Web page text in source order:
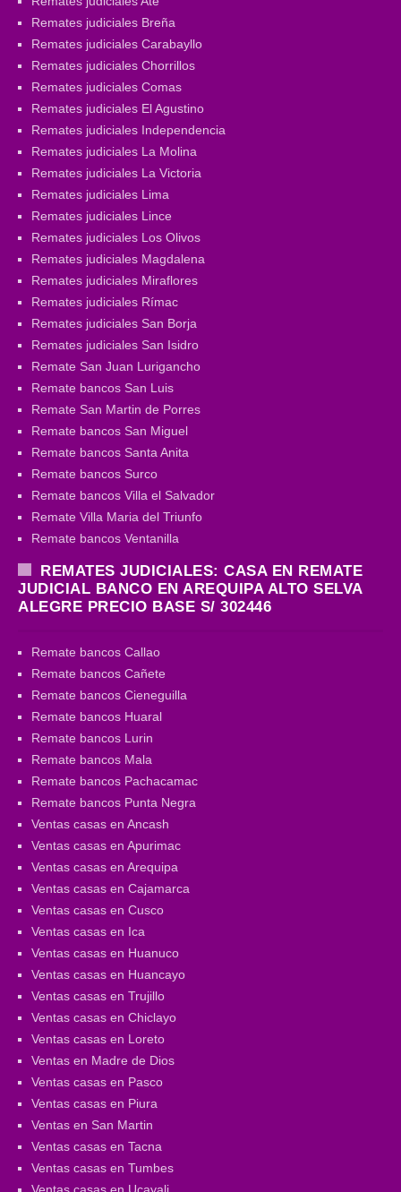
Remates judiciales Breña
Remates judiciales Carabayllo
Remates judiciales Chorrillos
Remates judiciales Comas
Remates judiciales El Agustino
Remates judiciales Independencia
Remates judiciales La Molina
Remates judiciales La Victoria
Remates judiciales Lima
Remates judiciales Lince
Remates judiciales Los Olivos
Remates judiciales Magdalena
Remates judiciales Miraflores
Remates judiciales Rímac
Remates judiciales San Borja
Remates judiciales San Isidro
Remate San Juan Lurigancho
Remate bancos San Luis
Remate San Martin de Porres
Remate bancos San Miguel
Remate bancos Santa Anita
Remate bancos Surco
Remate bancos Villa el Salvador
Remate Villa Maria del Triunfo
Remate bancos Ventanilla
REMATES JUDICIALES: CASA EN REMATE
JUDICIAL BANCO EN AREQUIPA ALTO SELVA
ALEGRE PRECIO BASE S/ 302446
Remate bancos Callao
Remate bancos Cañete
Remate bancos Cieneguilla
Remate bancos Huaral
Remate bancos Lurin
Remate bancos Mala
Remate bancos Pachacamac
Remate bancos Punta Negra
Ventas casas en Ancash
Ventas casas en Apurimac
Ventas casas en Arequipa
Ventas casas en Cajamarca
Ventas casas en Cusco
Ventas casas en Ica
Ventas casas en Huanuco
Ventas casas en Huancayo
Ventas casas en Trujillo
Ventas casas en Chiclayo
Ventas casas en Loreto
Ventas en Madre de Dios
Ventas casas en Pasco
Ventas casas en Piura
Ventas en San Martin
Ventas casas en Tacna
Ventas casas en Tumbes
Ventas casas en Ucayali